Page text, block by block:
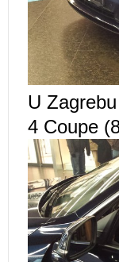
U
4 Coupe